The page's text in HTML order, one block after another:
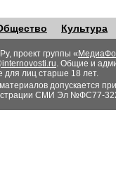
Культура
проект группы «
. Общие и
для лиц старше 18 лет.
допускается
СМИ Эл №ФС77-